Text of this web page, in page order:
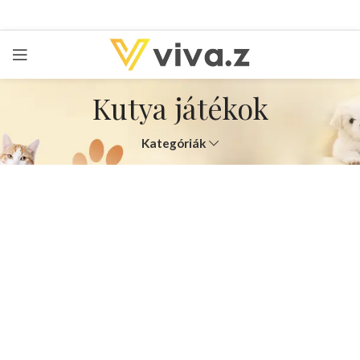
Kutya játékok
Kategóriák